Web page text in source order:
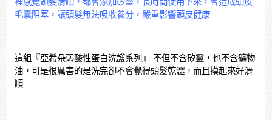
毛囊阻塞，讓頭髮無法吸收養分，嚴重影響頭皮健康
這組『亞希朵弱酸性蛋白洗護系列』 不但不含矽靈，也不含礦物
油，可是很厲害的是洗完卻不會覺得頭髮乾澀，而且摸起來好滑
順